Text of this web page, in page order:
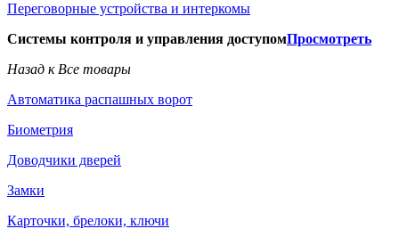
Переговорные устройства и интеркомы
Системы контроля и управления доступомПросмотреть
Назад к Все товары
Автоматика распашных ворот
Биометрия
Доводчики дверей
Замки
Карточки, брелоки, ключи